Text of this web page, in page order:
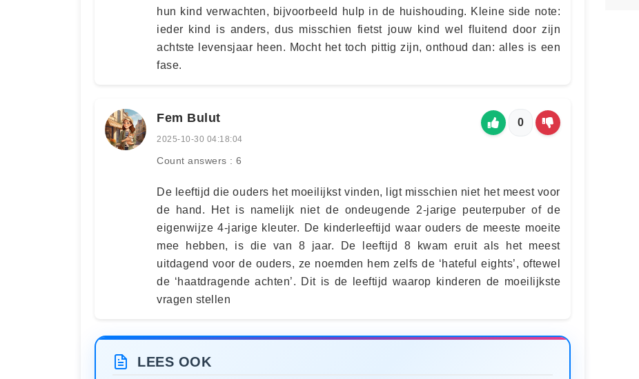
hun kind verwachten, bijvoorbeeld hulp in de huishouding. Kleine side note:
ieder kind is anders, dus misschien fietst jouw kind wel fluitend door zijn
achtste levensjaar heen. Mocht het toch pittig zijn, onthoud dan: alles is een
fase.
Fem Bulut
2025-10-30 04:18:04
Count answers : 6
0
De leeftijd die ouders het moeilijkst vinden, ligt misschien niet het meest voor
de hand. Het is namelijk niet de ondeugende 2-jarige peuterpuber of de
eigenwijze 4-jarige kleuter. De kinderleeftijd waar ouders de meeste moeite
mee hebben, is die van 8 jaar. De leeftijd 8 kwam eruit als het meest
uitdagend voor de ouders, ze noemden hem zelfs de ‘hateful eights’, oftewel
de ‘haatdragende achten’. Dit is de leeftijd waarop kinderen de moeilijkste
vragen stellen
LEES OOK